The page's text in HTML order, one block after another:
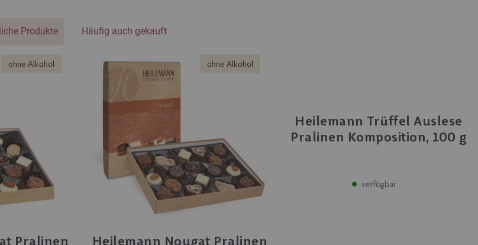
Produkte Häufig auch gekauft
ohne Alkohol
Pralinen
ohne Alkohol
Heilemann Nougat Pralinen
Heilemann Trüffel Auslese
Pralinen Komposition, 100 g
verfügbar